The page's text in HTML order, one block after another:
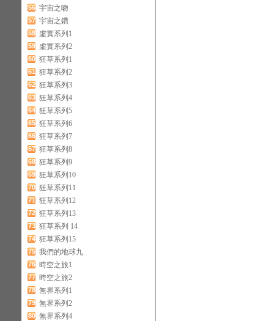
56 宇宙之吻
57 宇宙之鑽
58 虛實系列1
59 虛實系列2
60 狂草系列1
61 狂草系列2
62 狂草系列3
63 狂草系列4
64 狂草系列5
65 狂草系列6
66 狂草系列7
67 狂草系列8
68 狂草系列9
69 狂草系列10
70 狂草系列11
71 狂草系列12
72 狂草系列13
73 狂草系列 14
74 狂草系列15
75 我們的地球九
76 時空之旅1
77 時空之旅2
78 無界系列1
79 無界系列2
80 無界系列4